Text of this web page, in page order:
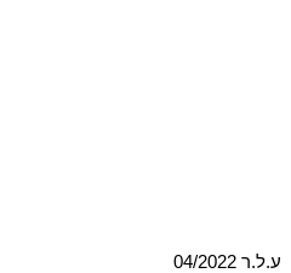
ע.ל.ר 04/2022